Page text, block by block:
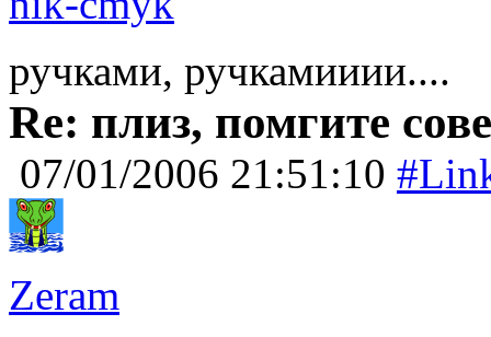
ручками, ручкамииии....
Re: плиз, помгите
07/01/2006 21:51:10
Zeram